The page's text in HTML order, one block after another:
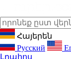
Հայերեն
Русский
Լրահոս